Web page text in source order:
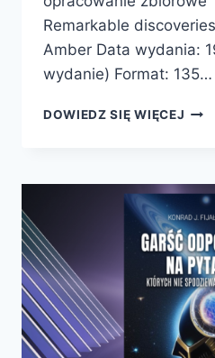
Remarkable
Amber Data wydania:
wydanie) Format: 135…
DOWIEDZ SIĘ WIĘCEJ
PO
–